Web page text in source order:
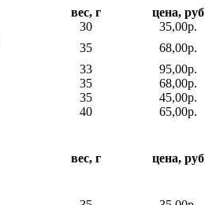
вес, г
цена, руб
30
35,00р.
35
68,00р.
33
95,00р.
35
68,00р.
35
45,00р.
40 65,00р.
вес, г цена, руб